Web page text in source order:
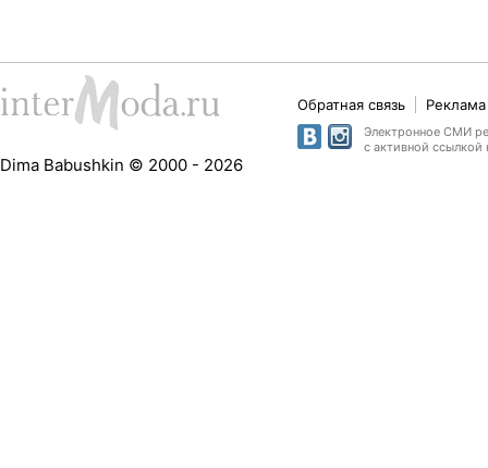
Dima Babushkin © 2000 - 2026
Обратная связь
Электронное СМИ
с активной ссылкой